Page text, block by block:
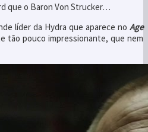
que o Baron Von Strucker…
líder da Hydra que aparece no Age
tão pouco impressionante, que nem